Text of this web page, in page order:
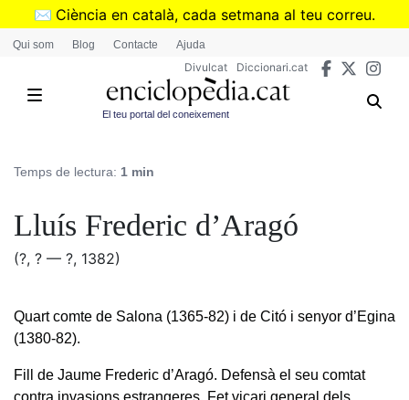
Vés
✉️ Ciència en català, cada setmana al teu correu.
➜Subscriu-te al butlletí de Divulcat
Qui som Blog Contacte Ajuda
Divulcat Diccionari.cat
El teu portal del coneixement
Temps de lectura: 1 min
Lluís Frederic d’Aragó
(?, ? — ?, 1382)
Quart comte de Salona (1365-82) i de Citó i senyor d’Egina
(1380-82).
Fill de Jaume Frederic d’Aragó. Defensà el seu comtat
contra invasions estrangeres. Fet vicari general dels